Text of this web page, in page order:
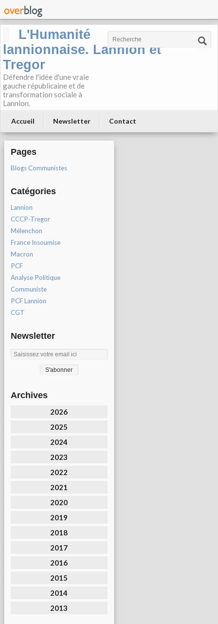
L'Humanité
lannionnaise. Lannion et
Tregor
Défendre l'idée d'une vraie
gauche républicaine et de
transformation sociale à
Lannion.
Accueil Newsletter Contact
Pages
Blogs Communistes
Catégories
Lannion
CCCP-Tregor
Mélenchon
France Insoumise
Macron
PCF
Analyse Politique
Communiste
PCF Lannion
CGT
Newsletter
Archives
2026
2025
2024
2023
2022
2021
2020
2019
2018
2017
2016
2015
2014
2013